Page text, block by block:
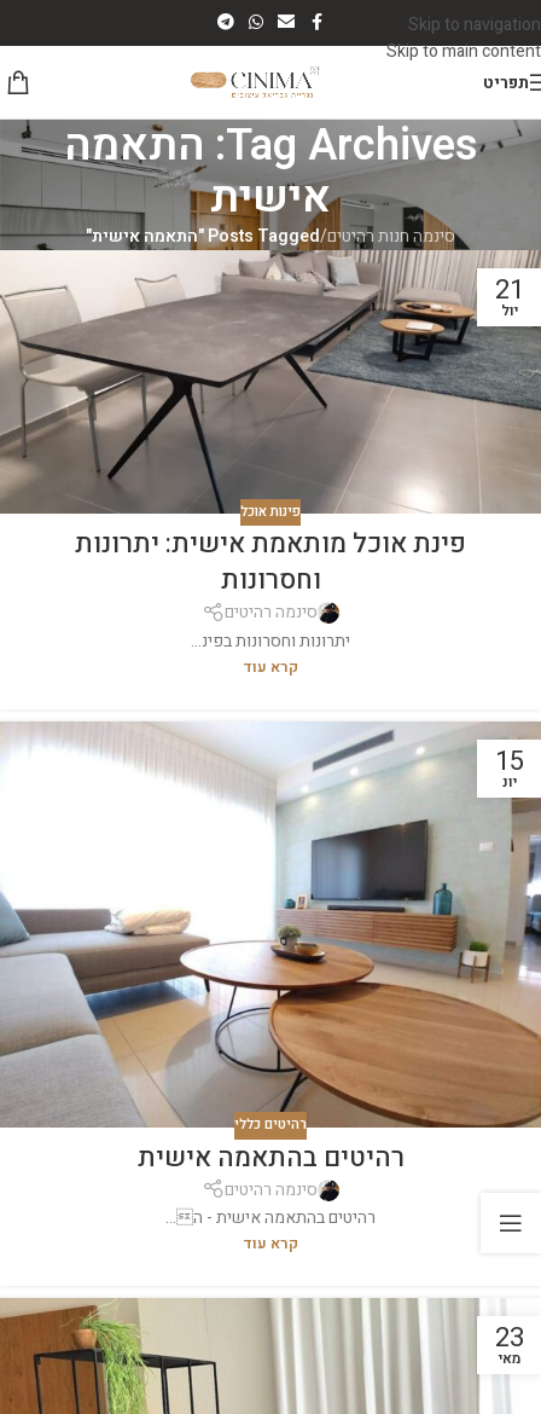
Skip to navigation
Skip to main content
תפריט
Tag Archives: התאמה
אישית
סינמה חנות רהיטים/Posts Tagged "התאמה אישית"
21
יול
פינות אוכל
פינת אוכל מותאמת אישית: יתרונות
וחסרונות
סינמה רהיטים
יתרונות וחסרונות בפינ...
קרא עוד
15
יונ
רהיטים כללי
רהיטים בהתאמה אישית
סינמה רהיטים
רהיטים בהתאמה אישית - ה...
קרא עוד
23
מאי